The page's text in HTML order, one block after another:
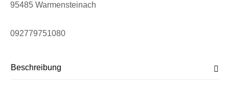
95485 Warmensteinach
092779751080
Beschreibung